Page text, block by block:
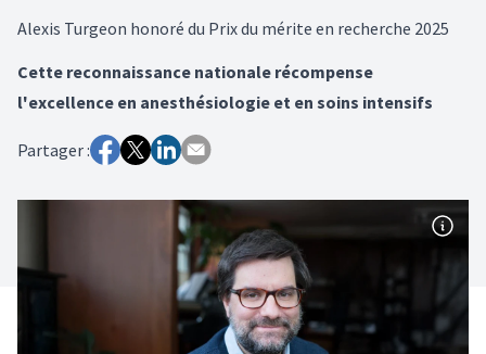
Alexis Turgeon honoré du Prix du mérite en recherche 2025
Cette reconnaissance nationale récompense
l'excellence en anesthésiologie et en soins intensifs
Partager :